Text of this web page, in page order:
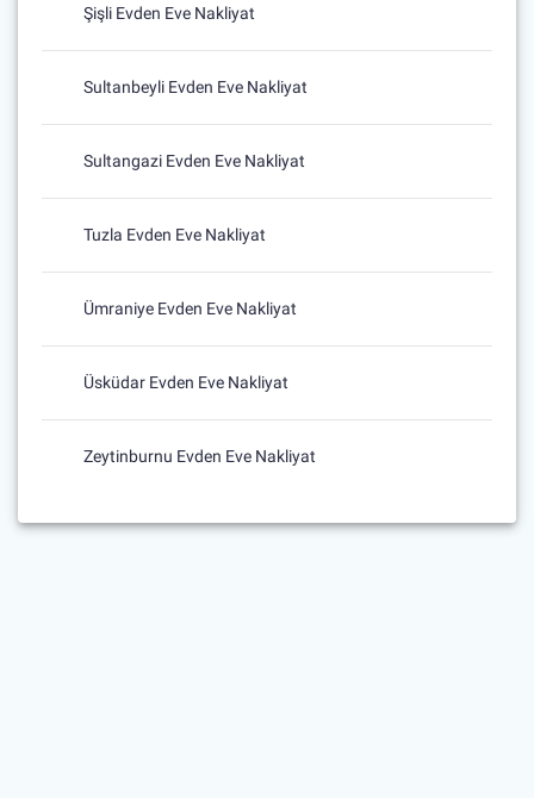
Şişli Evden Eve Nakliyat
Sultanbeyli Evden Eve Nakliyat
Sultangazi Evden Eve Nakliyat
Tuzla Evden Eve Nakliyat
Ümraniye Evden Eve Nakliyat
Üsküdar Evden Eve Nakliyat
Zeytinburnu Evden Eve Nakliyat